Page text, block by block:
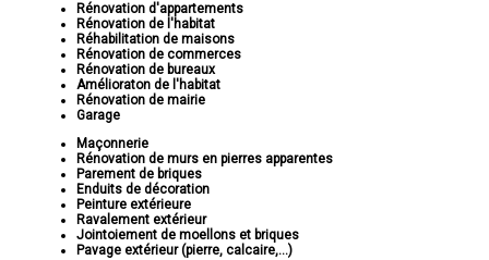
Rénovation d'appartements
Rénovation de l'habitat
Réhabilitation de maisons
Rénovation de commerces
Rénovation de bureaux
Amélioraton de l'habitat
Rénovation de mairie
Garage
Maçonnerie
Rénovation de murs en pierres apparentes
Parement de briques
Enduits de décoration
Peinture extérieure
Ravalement extérieur
Jointoiement de moellons et briques
Pavage extérieur (pierre, calcaire,...)